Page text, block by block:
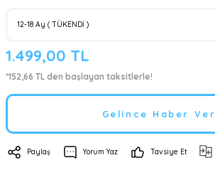
1.499,00 TL
*152,66 TL den başlayan taksitlerle!
Gelince Haber Ver
Paylaş Yorum Yaz Tavsiye Et